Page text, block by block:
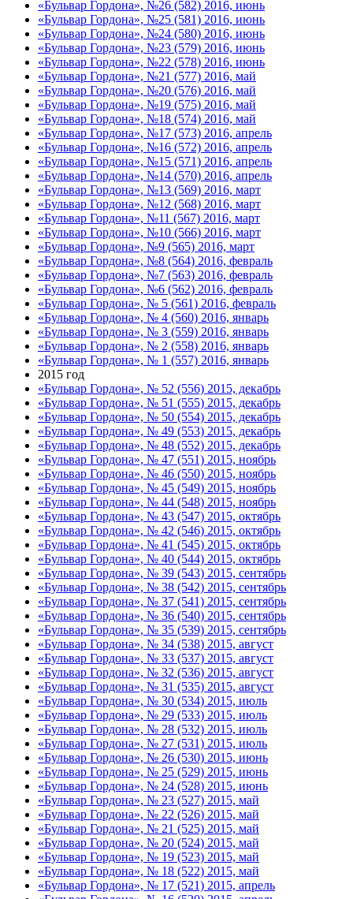
«Бульвар Гордона», №26 (582) 2016, июнь
«Бульвар Гордона», №25 (581) 2016, июнь
«Бульвар Гордона», №24 (580) 2016, июнь
«Бульвар Гордона», №23 (579) 2016, июнь
«Бульвар Гордона», №22 (578) 2016, июнь
«Бульвар Гордона», №21 (577) 2016, май
«Бульвар Гордона», №20 (576) 2016, май
«Бульвар Гордона», №19 (575) 2016, май
«Бульвар Гордона», №18 (574) 2016, май
«Бульвар Гордона», №17 (573) 2016, апрель
«Бульвар Гордона», №16 (572) 2016, апрель
«Бульвар Гордона», №15 (571) 2016, апрель
«Бульвар Гордона», №14 (570) 2016, апрель
«Бульвар Гордона», №13 (569) 2016, март
«Бульвар Гордона», №12 (568) 2016, март
«Бульвар Гордона», №11 (567) 2016, март
«Бульвар Гордона», №10 (566) 2016, март
«Бульвар Гордона», №9 (565) 2016, март
«Бульвар Гордона», №8 (564) 2016, февраль
«Бульвар Гордона», №7 (563) 2016, февраль
«Бульвар Гордона», №6 (562) 2016, февраль
«Бульвар Гордона», № 5 (561) 2016, февраль
«Бульвар Гордона», № 4 (560) 2016, январь
«Бульвар Гордона», № 3 (559) 2016, январь
«Бульвар Гордона», № 2 (558) 2016, январь
«Бульвар Гордона», № 1 (557) 2016, январь
2015 год
«Бульвар Гордона», № 52 (556) 2015, декабрь
«Бульвар Гордона», № 51 (555) 2015, декабрь
«Бульвар Гордона», № 50 (554) 2015, декабрь
«Бульвар Гордона», № 49 (553) 2015, декабрь
«Бульвар Гордона», № 48 (552) 2015, декабрь
«Бульвар Гордона», № 47 (551) 2015, ноябрь
«Бульвар Гордона», № 46 (550) 2015, ноябрь
«Бульвар Гордона», № 45 (549) 2015, ноябрь
«Бульвар Гордона», № 44 (548) 2015, ноябрь
«Бульвар Гордона», № 43 (547) 2015, октябрь
«Бульвар Гордона», № 42 (546) 2015, октябрь
«Бульвар Гордона», № 41 (545) 2015, октябрь
«Бульвар Гордона», № 40 (544) 2015, октябрь
«Бульвар Гордона», № 39 (543) 2015, сентябрь
«Бульвар Гордона», № 38 (542) 2015, сентябрь
«Бульвар Гордона», № 37 (541) 2015, сентябрь
«Бульвар Гордона», № 36 (540) 2015, сентябрь
«Бульвар Гордона», № 35 (539) 2015, сентябрь
«Бульвар Гордона», № 34 (538) 2015, август
«Бульвар Гордона», № 33 (537) 2015, август
«Бульвар Гордона», № 32 (536) 2015, август
«Бульвар Гордона», № 31 (535) 2015, август
«Бульвар Гордона», № 30 (534) 2015, июль
«Бульвар Гордона», № 29 (533) 2015, июль
«Бульвар Гордона», № 28 (532) 2015, июль
«Бульвар Гордона», № 27 (531) 2015, июль
«Бульвар Гордона», № 26 (530) 2015, июнь
«Бульвар Гордона», № 25 (529) 2015, июнь
«Бульвар Гордона», № 24 (528) 2015, июнь
«Бульвар Гордона», № 23 (527) 2015, май
«Бульвар Гордона», № 22 (526) 2015, май
«Бульвар Гордона», № 21 (525) 2015, май
«Бульвар Гордона», № 20 (524) 2015, май
«Бульвар Гордона», № 19 (523) 2015, май
«Бульвар Гордона», № 18 (522) 2015, май
«Бульвар Гордона», № 17 (521) 2015, апрель